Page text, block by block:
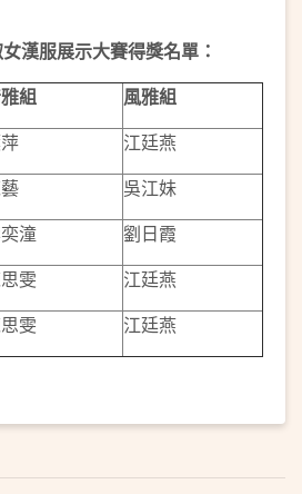
女漢服展示大賽得獎名單：
組
風雅組
江廷燕
吳江妹
潼
劉日霞
雯
江廷燕
雯 江廷燕